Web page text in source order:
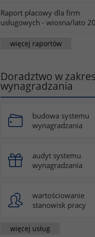
Raport płacowy dla firm
usługowych - wiosna/lato
więcej raportów
Doradztwo w
wynagradzania
budowa systemu
wynagradzania
audyt systemu
wynagradzania
wartościowanie
stanowisk pracy
więcej usług